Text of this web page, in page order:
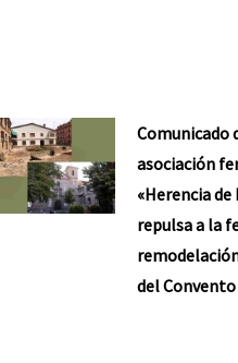
Comunicado
asociación
«Herencia de
repulsa a la
del Convento